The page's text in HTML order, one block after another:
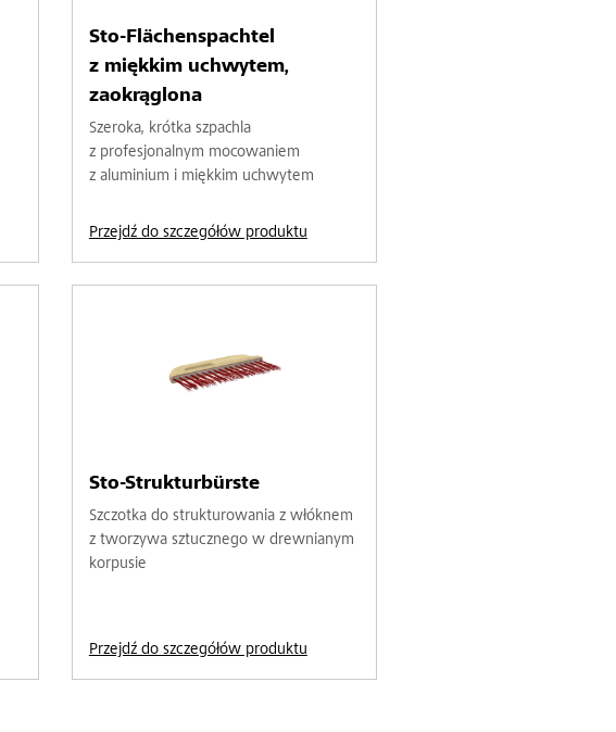
Sto-Flächenspachtel
z miękkim uchwytem,
zaokrąglona
Szeroka, krótka szpachla
z profesjonalnym mocowaniem
z aluminium i miękkim uchwytem
Przejdź do szczegółów produktu
Sto-Strukturbürste
Szczotka do strukturowania z włóknem
z tworzywa sztucznego w drewnianym
korpusie
Przejdź do szczegółów produktu